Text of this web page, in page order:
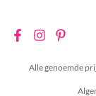
Alle genoemde